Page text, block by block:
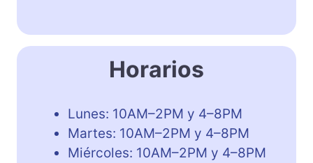
Horarios
Lunes: 10AM–2PM y 4–8PM
Martes: 10AM–2PM y 4–8PM
Miércoles: 10AM–2PM y 4–8PM